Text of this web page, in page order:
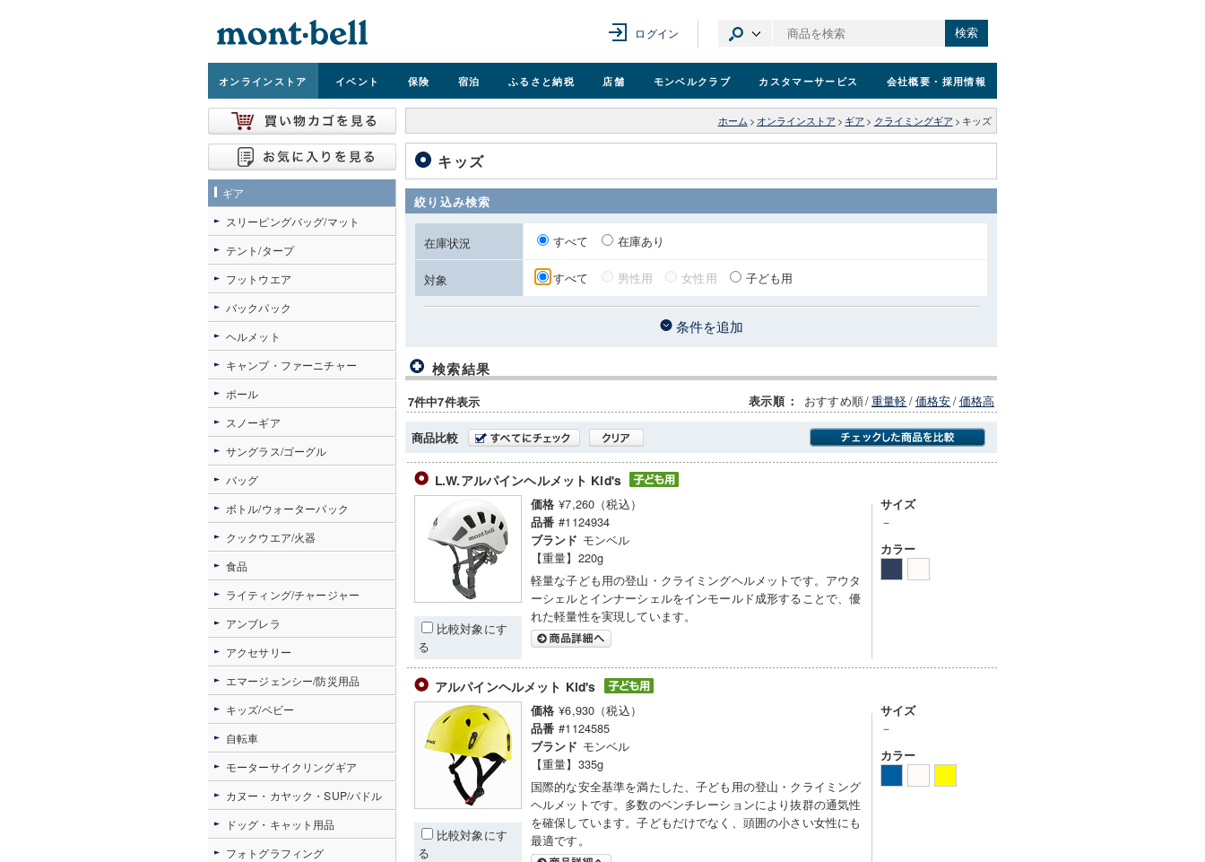
ログイン 検索
オンラインストア イベント 保険 宿泊 ふるさと納税 店舗 モンベルクラブ カスタマーサービス 会社概要 ・採用情報
ホーム > オンラインストア > ギア > クライミングギア > キッズ
キッズ
絞り込み検索
在庫状況 すべて 在庫あり
対象 すべて 男性用 女性用 子ども用
条件を追加
検索結果
7件中7件表示 表示順 ： おすすめ順/重量軽/価格安/価格高
商品比較
L.W.アルパインヘルメット Kid's
比較対象にす
る
価格 ¥7,260（税込）
品番 #1124934
ブランド モンベル
【重量】220g
軽量な子ども用の登山・クライミングヘルメットです。アウタ
ーシェルとインナーシェルをインモールド成形することで、優
れた軽量性を実現しています。
サイズ
－
カラー
アルパインヘルメット Kid's
比較対象にす
る
価格 ¥6,930（税込）
品番 #1124585
ブランド モンベル
【重量】335g
国際的な安全基準を満たした、子ども用の登山・クライミング
ヘルメットです。多数のベンチレーションにより抜群の通気性
を確保しています。子どもだけでなく、頭囲の小さい女性にも
最適です。
サイズ
－
カラー
ギア
スリーピングバッグ/マット
テント/タープ
フットウエア
バックパック
ヘルメット
キャンプ・ファーニチャー
ポール
スノーギア
サングラス/ゴーグル
バッグ
ボトル/ウォーターパック
クックウエア/火器
食品
ライティング/チャージャー
アンブレラ
アクセサリー
エマージェンシー/防災用品
キッズ/ベビー
自転車
モーターサイクリングギア
カヌー・カヤック・SUP/パドル
ドッグ・キャット用品
フォトグラフィング